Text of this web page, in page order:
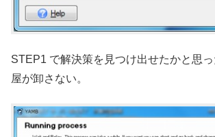
STEP1 で解決策を見つけ出せたかと思
屋が卸さない。